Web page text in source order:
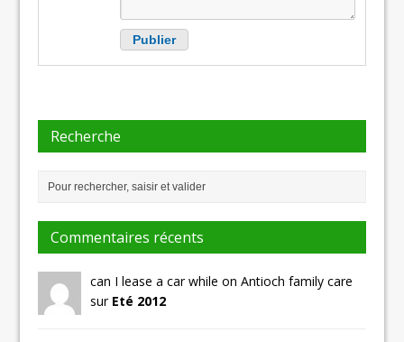
Recherche
Commentaires récents
can I lease a car while on Antioch family care
sur Eté 2012